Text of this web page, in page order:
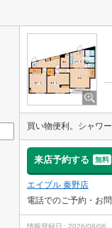
来店予約する 無料
エイブル 秦野店
電話でのご予約・お
情報登録日 2026/08/06